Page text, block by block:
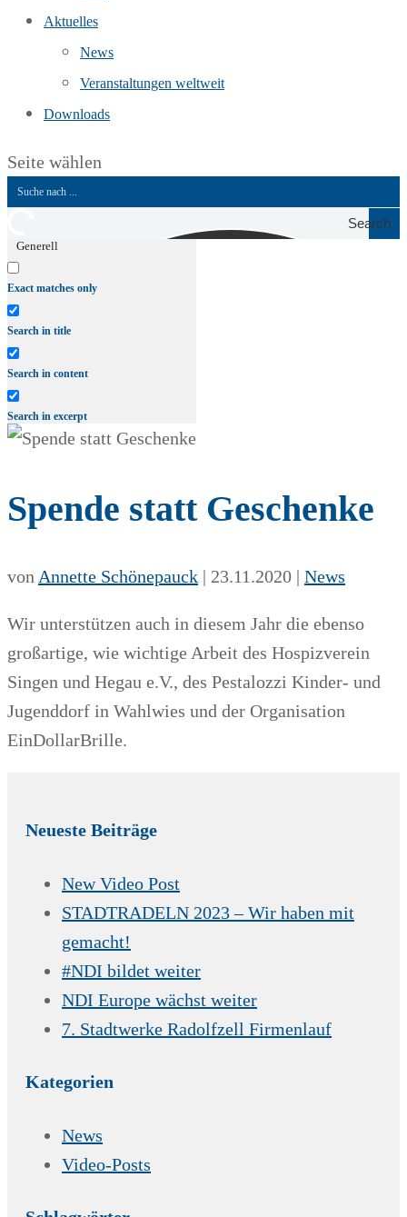
Aktuelles
News
Veranstaltungen weltweit
Downloads
Seite wählen
Search
Generell
Exact matches only
Search in title
Search in content
Search in excerpt
Spende statt Geschenke
vonAnnette Schönepauck | 23.11.2020 | News
Wir unterstützen auch in diesem Jahr die ebenso
großartige, wie wichtige Arbeit des Hospizverein
Singen und Hegau e.V., des Pestalozzi Kinder- und
Jugenddorf in Wahlwies und der Organisation
EinDollarBrille.
Neueste Beiträge
New Video Post
STADTRADELN 2023 – Wir haben mit
gemacht!
#NDI bildet weiter
NDI Europe wächst weiter
7. Stadtwerke Radolfzell Firmenlauf
Kategorien
News
Video-Posts